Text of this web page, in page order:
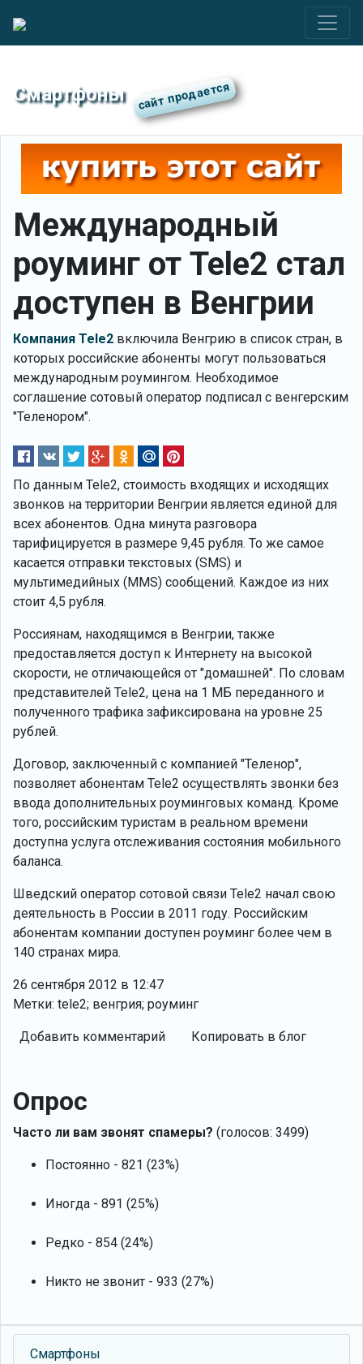
Смартфоны
Международный
роуминг от Tele2 стал
доступен в Венгрии
Компания Tele2 включила Венгрию в список стран, в
которых российские абоненты могут пользоваться
международным роумингом. Необходимое
соглашение сотовый оператор подписал с венгерским
"Теленором".
По данным Tele2, стоимость входящих и исходящих
звонков на территории Венгрии является единой для
всех абонентов. Одна минута разговора
тарифицируется в размере 9,45 рубля. То же самое
касается отправки текстовых (SMS) и
мультимедийных (MMS) сообщений. Каждое из них
стоит 4,5 рубля.
Россиянам, находящимся в Венгрии, также
предоставляется доступ к Интернету на высокой
скорости, не отличающейся от "домашней". По словам
представителей Tele2, цена на 1 МБ переданного и
полученного трафика зафиксирована на уровне 25
рублей.
Договор, заключенный с компанией "Теленор",
позволяет абонентам Tele2 осуществлять звонки без
ввода дополнительных роуминговых команд. Кроме
того, российским туристам в реальном времени
доступна услуга отслеживания состояния мобильного
баланса.
Шведский оператор сотовой связи Tele2 начал свою
деятельность в России в 2011 году. Российским
абонентам компании доступен роуминг более чем в
140 странах мира.
26 сентября 2012 в 12:47
Метки: tele2; венгрия; роуминг
Добавить комментарий Копировать в блог
Опрос
Часто ли вам звонят спамеры? (голосов: 3499)
Постоянно - 821 (23%)
Иногда - 891 (25%)
Редко - 854 (24%)
Никто не звонит - 933 (27%)
Смартфоны